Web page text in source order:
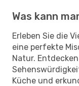
Was kann
Erleben Sie die
eine perfekte
Natur.
Küche und